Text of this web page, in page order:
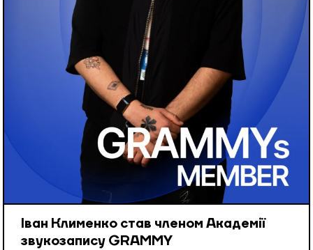
Іван Клименко став членом Академії
звукозапису GRAMMY